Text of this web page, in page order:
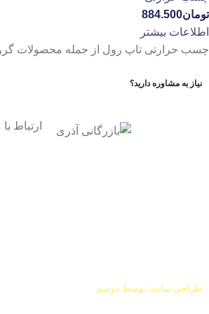
تومان884.500
اطلاعات بیشتر
چسب حرارتی تاپ رول از جمله محصولات
نیاز به مشاوره دارید؟
ارتباط با
طراحی سایت توسط دومیم